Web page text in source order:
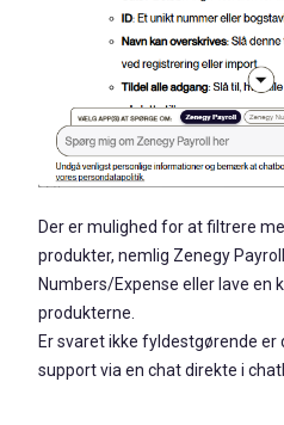
Der er mulighed for at filtrere
produkter, nemlig Zenegy
Numbers/Expense eller lave en
produkterne.
Er svaret ikke fyldestgørende
support via en chat direkte i